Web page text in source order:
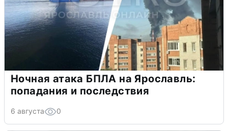
Ночная атака БПЛА на Ярославль:
попадания и последствия
6 августа 0